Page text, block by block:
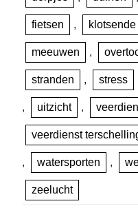
fietsen ,
meeuwen ,
stranden , stress
, uitzicht ,
veerdienst
, watersporten ,
zeelucht